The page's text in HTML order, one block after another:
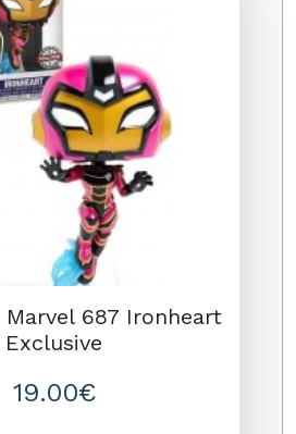
Marvel 687 Ironheart
Exclusive
19.00€